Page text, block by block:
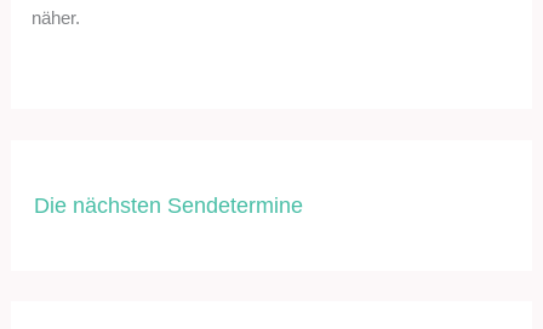
näher.
Die nächsten Sendetermine